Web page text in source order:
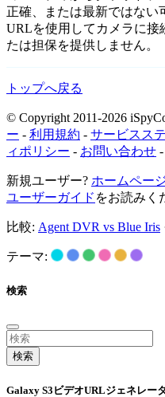
正確、または最新ではない
URLを使用してカメラに接
たは担保を提供しません。
トップへ戻る
© Copyright 2011-2026
ー - 利用規約 - サービスス
ィポリシー - お問い合わせ -
新規ユーザー? ホームペー
ユーザーガイド をお読みく
比較: Agent DVR vs Blue Iris
テーマ:
検索
検索
Galaxy S3ビデオURLジェネレー